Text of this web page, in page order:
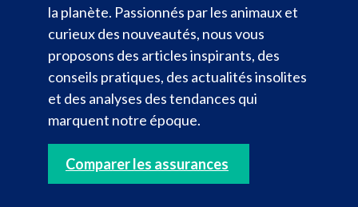
la planète. Passionnés par les animaux et
curieux des nouveautés, nous vous
proposons des articles inspirants, des
conseils pratiques, des actualités insolites
et des analyses des tendances qui
marquent notre époque.
Comparer les assurances